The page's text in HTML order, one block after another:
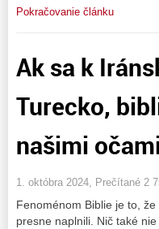
Pokračovanie článku
Ak sa k
Turecko,
našimi
1. októbra 2024, Prečítané 2
Fenoménom Biblie je to,
presne naplnili. Nič také